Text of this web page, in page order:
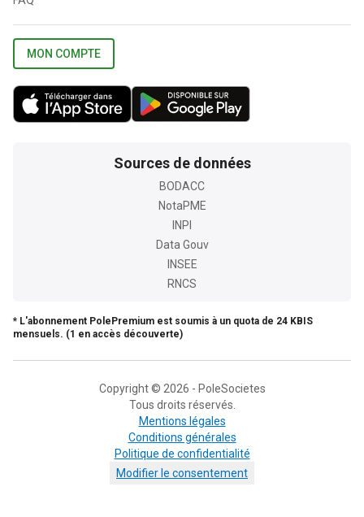
MON COMPTE
Sources de données
BODACC
NotaPME
INPI
Data Gouv
INSEE
RNCS
* L'abonnement PolePremium est soumis à un quota de 24 KBIS
mensuels. (1 en accès découverte)
Copyright © 2026 - PoleSocietes
Tous droits réservés.
Mentions légales
Conditions générales
Politique de confidentialité
Modifier le consentement